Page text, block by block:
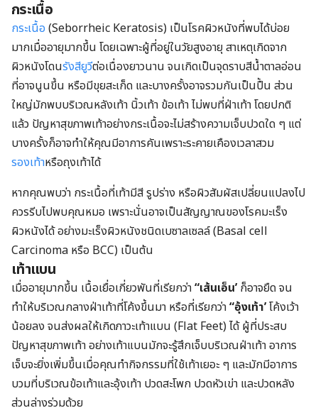
กระเนื้อ
กระเนื้อ (Seborrheic Keratosis) เป็นโรคผิวหนังที่พบได้บ่อย
มากเมื่ออายุมากขึ้น โดยเฉพาะผู้ที่อยู่ในวัยสูงอายุ สาเหตุเกิดจาก
ผิวหนังโดนรังสียูวีต่อเนื่องยาวนาน จนเกิดเป็นจุดราบสีน้ำตาลอ่อน
ที่อาจนูนขึ้น หรือมีขุยสะเก็ด และบางครั้งอาจรวมกันเป็นปื้น ส่วน
ใหญ่มักพบบริเวณหลังเท้า นิ้วเท้า ข้อเท้า ไม่พบที่ฝ่าเท้า โดยปกติ
แล้ว ปัญหาสุขภาพเท้าอย่างกระเนื้อจะไม่สร้างความเจ็บปวดใด ๆ แต่
บางครั้งก็อาจทำให้คุณมีอาการคันเพราะระคายเคืองเวลาสวม
รองเท้าหรือถุงเท้าได้
หากคุณพบว่า กระเนื้อที่เท้ามีสี รูปร่าง หรือผิวสัมผัสเปลี่ยนแปลงไป
ควรรีบไปพบคุณหมอ เพราะนั่นอาจเป็นสัญญาณของโรคมะเร็ง
ผิวหนังได้ อย่างมะเร็งผิวหนังชนิดเบซาลเซลล์ (Basal cell
Carcinoma หรือ BCC) เป็นต้น
เท้าแบน
เมื่ออายุมากขึ้น เนื้อเยื่อเกี่ยวพันที่เรียกว่า“เส้นเอ็น’ก็อาจยืด จน
ทำให้บริเวณกลางฝ่าเท้าที่โค้งขึ้นมา หรือที่เรียกว่า“อุ้งเท้า’โค้งเว้า
น้อยลง จนส่งผลให้เกิดภาวะเท้าแบน (Flat Feet) ได้ ผู้ที่ประสบ
ปัญหาสุขภาพเท้า อย่างเท้าแบนมักจะรู้สึกเจ็บบริเวณฝ่าเท้า อาการ
เจ็บจะยิ่งเพิ่มขึ้นเมื่อคุณทำกิจกรรมที่ใช้เท้าเยอะ ๆ และมักมีอาการ
บวมที่บริเวณข้อเท้าและอุ้งเท้า ปวดสะโพก ปวดหัวเข่า และปวดหลัง
ส่วนล่างร่วมด้วย